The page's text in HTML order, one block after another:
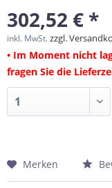
302,52 € *
inkl. MwSt.zzgl.
• Im Moment nicht
fragen Sie die
Merken